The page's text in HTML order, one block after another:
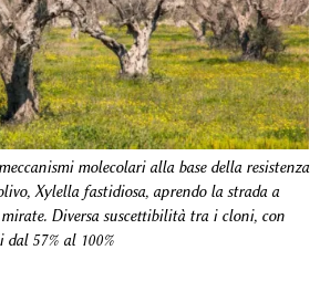
molecolari alla base della resistenza
Xylella fastidiosa, aprendo la strada a
Diversa suscettibilità tra i cloni, con
57% al 100%